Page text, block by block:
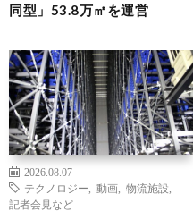
同型」53.8万㎡を運営
2026.08.07
テクノロジー
動画 物流施設
記者会見など